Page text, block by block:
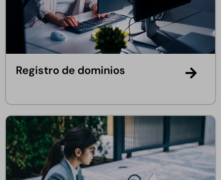
Registro de dominios